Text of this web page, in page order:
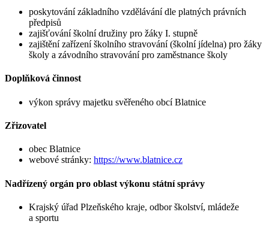
poskytování základního vzdělávání dle platných právních
předpisů
zajišťování školní družiny pro žáky I. stupně
zajištění zařízení školního stravování (školní jídelna) pro žáky
školy a závodního stravování pro zaměstnance školy
Doplňková činnost
výkon správy majetku svěřeného obcí Blatnice
Zřizovatel
obec Blatnice
webové stránky: https://www.blatnice.cz
Nadřízený orgán pro oblast výkonu státní správy
Krajský úřad Plzeňského kraje, odbor školství, mládeže
a sportu